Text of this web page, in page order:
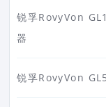
锐孚RovyVon
器
锐孚RovyVon